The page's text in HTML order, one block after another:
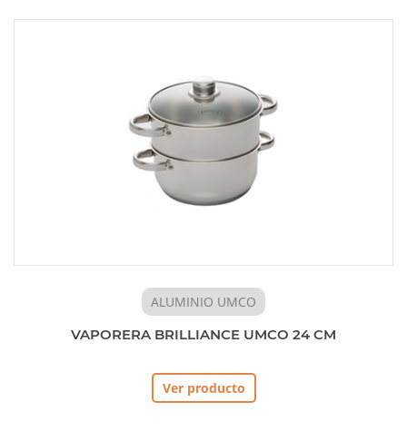
ALUMINIO UMCO
VAPORERA BRILLIANCE UMCO 24 CM
Ver producto